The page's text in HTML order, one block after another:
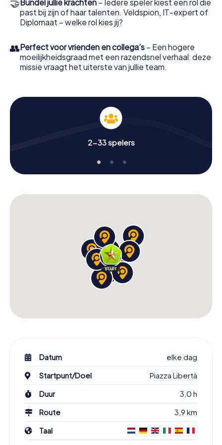
🤝Bundel jullie krachten – Iedere speler kiest een rol die
past bij zijn of haar talenten. Veldspion, IT-expert of
Diplomaat – welke rol kies jij?
👥Perfect voor vrienden en collega’s – Een hogere
moeilijkheidsgraad met een razendsnel verhaal: deze
missie vraagt het uiterste van jullie team.
2-33 spelers
Datum
elke dag
Startpunt/Doel
Piazza Libertà
Duur
3,0 h
Route
3,9 km
Taal